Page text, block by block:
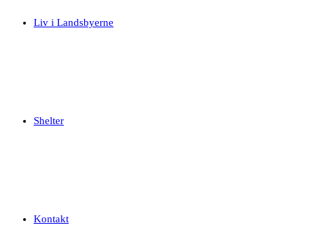
Liv i Landsbyerne
Shelter
Kontakt